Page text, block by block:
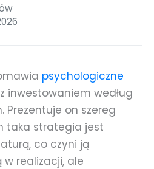
psychologiczne
inwestowaniem według
on szereg
taka strategia jest
co czyni ją
realizacji, ale